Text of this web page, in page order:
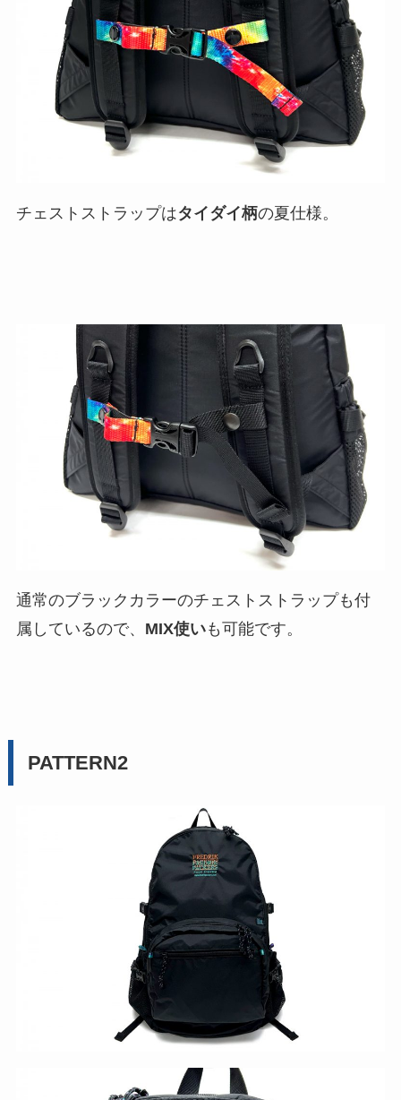
チェストストラップはタイダイ柄の夏仕様。
通常のブラックカラーのチェストストラップも付
属しているので、 MIX使いも可能です。
PATTERN2